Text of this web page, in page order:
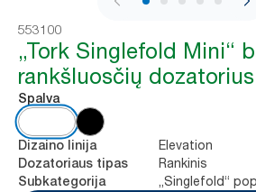
1 / 8
553100
„Tork Singlefold Mini“
rankšluosčių
Spalva
Dizaino linija Elevation
Dozatoriaus tipas Rankinis
Subkategorija
„Singlefold“